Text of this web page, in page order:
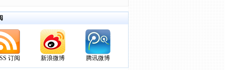
订阅 新浪微博 腾讯微博